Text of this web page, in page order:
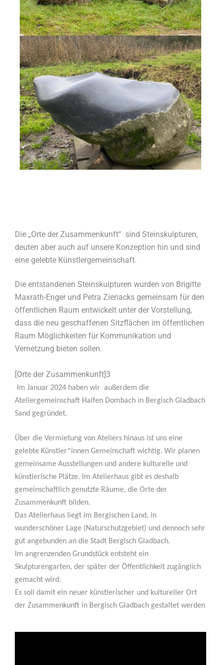
Die „Orte der Zusammenkunft“ sind Steinskulpturen,
deuten aber auch auf unsere Konzeption hin und sind
eine gelebte Künstlergemeinschaft.
Die entstandenen Steinskulpturen wurden von Brigitte
Maxrath-Enger und Petra Zieriacks gemeinsam für den
öffentlichen Raum entwickelt unter der Vorstellung,
dass die neu geschaffenen Sitzflächen im öffentlichen
Raum Möglichkeiten für Kommunikation und
Vernetzung bieten sollen.
[Orte der Zusammenkunft]3
Im Januar 2024 haben wir außerdem die
Ateliergemeinschaft Halfen Dombach in Bergisch Gladbach
Sand gegründet.
Über die Vermietung von Ateliers hinaus ist uns eine
gelebte Künstler*innen Gemeinschaft wichtig. Wir planen
gemeinsame Ausstellungen und andere kulturelle und
künstlerische Plätze. Im Atelierhaus gibt es deshalb
gemeinschaftlich genutzte Räume, die Orte der
Zusammenkunft bilden.
Das Atelierhaus liegt im Bergischen Land, in
wunderschöner Lage (Naturschutzgebiet) und dennoch sehr
gut angebunden an die Stadt Bergisch Gladbach.
Im angrenzenden Grundstück entsteht ein
Skulpturengarten, der später der Öffentlichkeit zugänglich
gemacht wird.
Es soll damit ein neuer künstlerischer und kultureller Ort
der Zusammenkunft in Bergisch Gladbach gestaltet werden